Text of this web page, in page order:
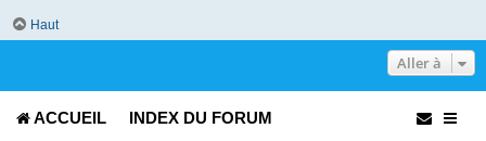
Haut
Aller à
ACCUEIL INDEX DU FORUM